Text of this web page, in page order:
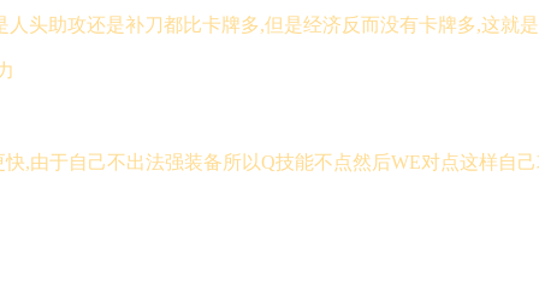
头助攻还是补刀都比卡牌多,但是经济反而没有卡牌多,这就
,由于自己不出法强装备所以Q技能不点然后WE对点这样自